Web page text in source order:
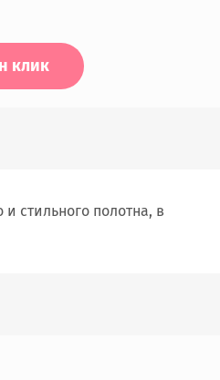
клик
стильного полотна, в